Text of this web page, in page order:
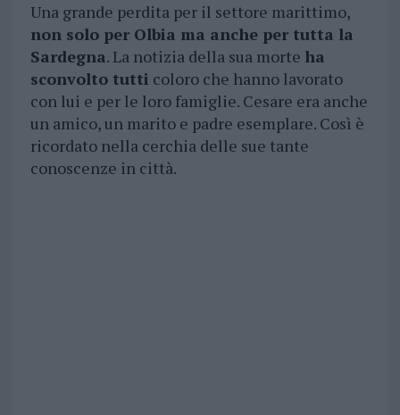
Una grande perdita per il settore marittimo,
non solo per Olbia ma anche per tutta la
Sardegna. La notizia della sua morte ha
sconvolto tutti coloro che hanno lavorato
con lui e per le loro famiglie. Cesare era anche
un amico, un marito e padre esemplare. Così è
ricordato nella cerchia delle sue tante
conoscenze in città.